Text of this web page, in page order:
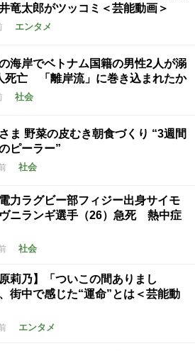
竜太郎がツッコミ＜芸能動画＞
エンタメ
海岸でベトナム国籍の男性2人が溺
死亡 「離岸流」に巻き込まれたか
社会
ま 野菜の皮むき朝食づくり “3週間
ピーラー”
社会
力ラグビー部フィジー出身サイモ
ニランギ選手（26）急死 熱中症
社会
原莉乃】「ついこの間ありまし
街中で感じた“運命”とは＜芸能動
エンタメ